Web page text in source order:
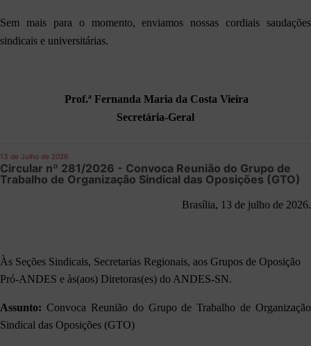
Sem mais para o momento, enviamos nossas cordiais saudações
sindicais e universitárias.
Prof.ª Fernanda Maria da Costa Vieira
Secretária-Geral
13 de Julho de 2026
Circular nº 281/2026 - Convoca Reunião do Grupo de
Trabalho de Organização Sindical das Oposições (GTO)
Brasília, 13 de julho de 2026.
Às Seções Sindicais, Secretarias Regionais, aos Grupos de Oposição
Pró-ANDES e às(aos) Diretoras(es) do ANDES-SN.
Assunto: Convoca Reunião do Grupo de Trabalho de Organização
Sindical das Oposições (GTO)